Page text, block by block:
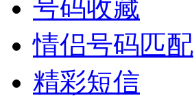
号码收藏
情侣号码匹配
精彩短信